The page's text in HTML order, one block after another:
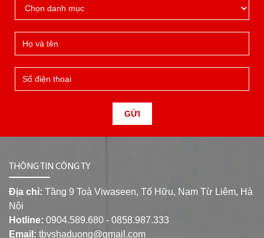
GỬI
THÔNG TIN CÔNG TY
Địa chỉ: Tầng 9 Toà Viwaseen, Tố Hữu, Nam Từ Liêm, Hà
Nội
Hotline: 0904.589.680 - 0858.987.333
Email: tbvshaduong@gmail.com